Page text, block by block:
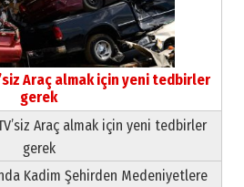
Araç almak için yeni tedbirler
gerek
Araç almak için yeni tedbirler
gerek
Kadim Şehirden Medeniyetlere
Yeri